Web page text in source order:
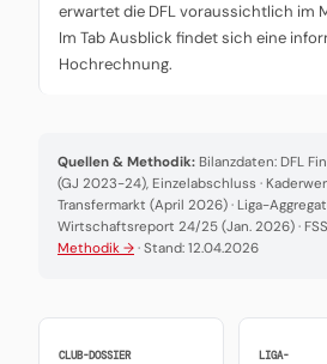
erwartet die DFL voraussichtlich im
Im Tab Ausblick findet sich eine
Hochrechnung.
Quellen & Methodik: Bilanzdaten: DFL
(GJ 2023-24), Einzelabschluss ·
Transfermarkt (April 2026) · Liga-
Wirtschaftsreport 24/25 (Jan. 2026) ·
Methodik → · Stand: 12.04.2026
CLUB-DOSSIER LIGA-